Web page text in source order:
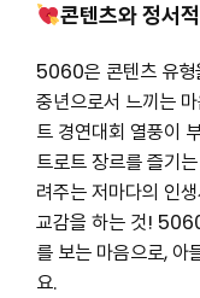
콘텐츠와 정서
5060은 콘텐츠 유형
중년으로서 느끼는
트 경연대회 열풍이
트로트 장르를 즐기
려주는 저마다의 인
교감을 하는 것!
를 보는 마음으로, 아
요.